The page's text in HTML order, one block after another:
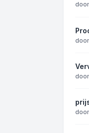
door
door
door
door